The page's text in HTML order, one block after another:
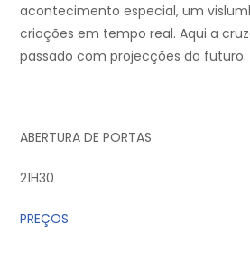
acontecimento especial, um
criações em tempo real. Aqui a
passado com projecções do futuro.
ABERTURA DE PORTAS
21H30
PREÇOS